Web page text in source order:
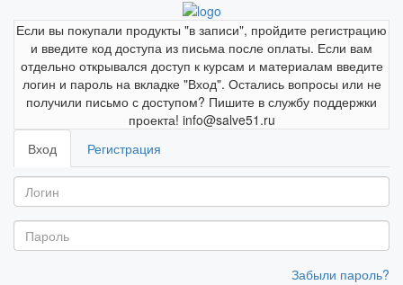
Если вы покупали продукты "в записи", пройдите регистрацию
и введите код доступа из письма после оплаты. Если вам
отдельно открывался доступ к курсам и материалам введите
логин и пароль на вкладке "Вход". Остались вопросы или не
получили письмо с доступом? Пишите в службу поддержки
проекта! info@salve51.ru
Вход
Регистрация
Забыли пароль?